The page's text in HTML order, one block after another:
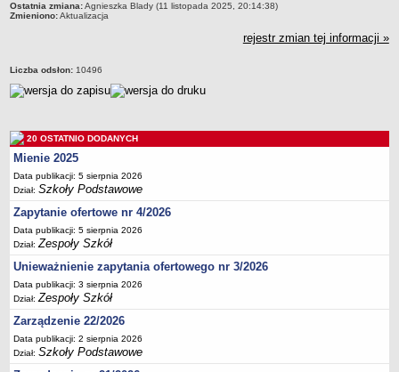
BURSA MIEJSKA
Godziny dyżurów
Zarządzenia
Kontrole
Rejestry, ewidencje, archiwa
Sprawozdania
Deklaracja dostępności
Zespół Poradni
BIURO FINANSÓW OŚWIATY
Dane podstawowe
Statut
Majątek
Ostatnia zmiana:Agnieszka Blady (11 listopada 2025, 20:14:38)
Zmieniono:Aktualizacja
rejestr zmian tej informacji »
Liczba odsłon: 10496
20 OSTATNIO DODANYCH
Mienie 2025
Data publikacji: 5 sierpnia 2026
Dział:Szkoły Podstawowe
Zapytanie ofertowe nr 4/2026
Data publikacji: 5 sierpnia 2026
Dział:Zespoły Szkół
Unieważnienie zapytania ofertowego nr 3/2026
Data publikacji: 3 sierpnia 2026
Dział:Zespoły Szkół
Zarządzenie 22/2026
Data publikacji: 2 sierpnia 2026
Dział:Szkoły Podstawowe